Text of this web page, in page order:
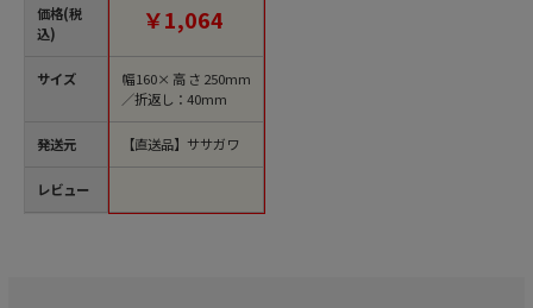
価格(税
込)
サイズ
発送元
レビュー
￥1,064
幅160×高さ250mm
／折返し：40mm
【直送品】ササガワ